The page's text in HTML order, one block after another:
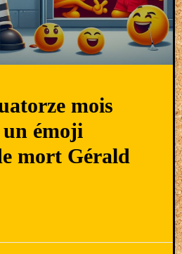
mois
émoji
mort Gérald